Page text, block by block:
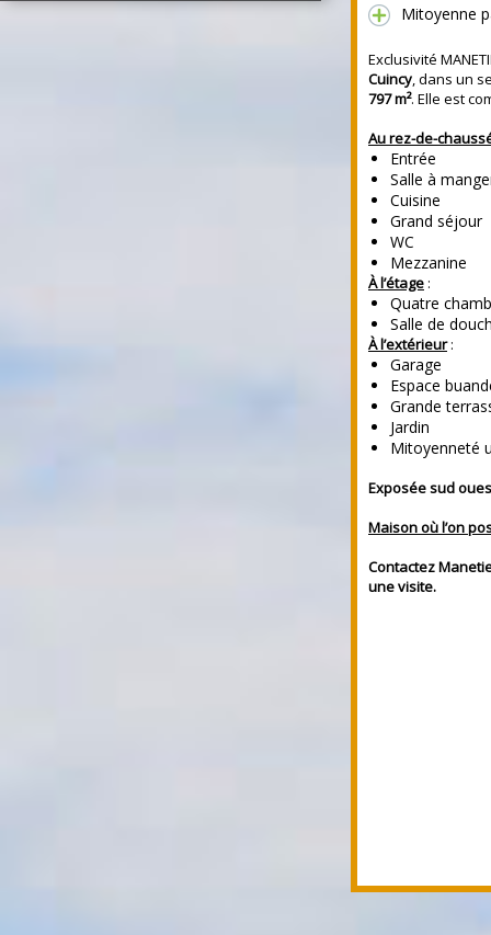
Mitoyenne
Exclusivité
Cuincy, dans un
797 m². Elle est
Au rez-de-
Entrée
Salle à
Cuisine
Grand séjour
WC
Mezzanine
À l’étage :
Quatre
Salle de
À l’extérieur :
Garage
Espace
Grande
Jardin
Mitoyenneté
Exposée sud
Maison où l’on
Contactez
une visite.